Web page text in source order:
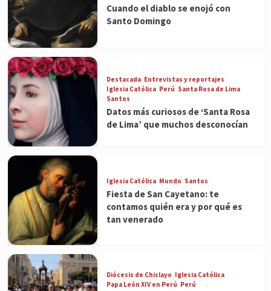
Cuando el diablo se enojó con
Santo Domingo
Destacada Entrevistas y reportajes
Iglesia Católica Perú Santa Rosa de Lima
Santos
Datos más curiosos de ‘Santa Rosa
de Lima’ que muchos desconocían
Iglesia Católica Mundo Santos
Fiesta de San Cayetano: te
contamos quién era y por qué es
tan venerado
Diócesis de Chiclayo Iglesia Católica
Papa León XIV en Perú Perú